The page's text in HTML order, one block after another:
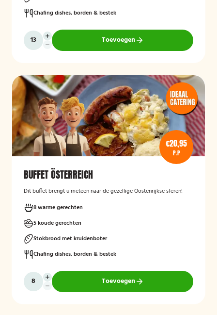
Chafing dishes, borden & bestek
Toevoegen
€20,95
P.P
BUFFET ÖSTERREICH
Dit buffet brengt u meteen naar de gezellige Oostenrijkse sferen!
8 warme gerechten
5 koude gerechten
Stokbrood met kruidenboter
Chafing dishes, borden & bestek
Toevoegen